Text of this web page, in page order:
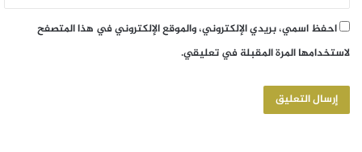
احفظ اسمي، بريدي الإلكتروني، والموقع الإلكتروني في هذا المتصفح
لاستخدامها المرة المقبلة في تعليقي.